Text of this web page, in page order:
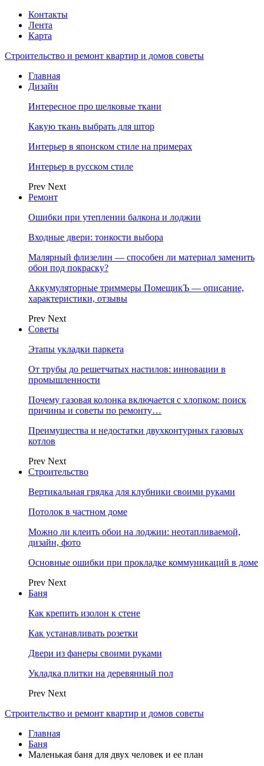
Контакты
Лента
Карта
Строительство и ремонт квартир и домов советы
Главная
Дизайн
Интересное про шелковые ткани
Какую ткань выбрать для штор
Интерьер в японском стиле на примерах
Интерьер в русском стиле
Prev Next
Ремонт
Ошибки при утеплении балкона и лоджии
Входные двери: тонкости выбора
Малярный флизелин — способен ли материал заменить
обои под покраску?
Аккумуляторные триммеры ПомещикЪ — описание,
характеристики, отзывы
Prev Next
Советы
Этапы укладки паркета
От трубы до решетчатых настилов: инновации в
промышленности
Почему газовая колонка включается с хлопком: поиск
причины и советы по ремонту…
Преимущества и недостатки двухконтурных газовых
котлов
Prev Next
Строительство
Вертикальная грядка для клубники своими руками
Потолок в частном доме
Можно ли клеить обои на лоджии: неотапливаемой,
дизайн, фото
Основные ошибки при прокладке коммуникаций в доме
Prev Next
Баня
Как крепить изолон к стене
Как устанавливать розетки
Двери из фанеры своими руками
Укладка плитки на деревянный пол
Prev Next
Строительство и ремонт квартир и домов советы
Главная
Баня
Маленькая баня для двух человек и ее план